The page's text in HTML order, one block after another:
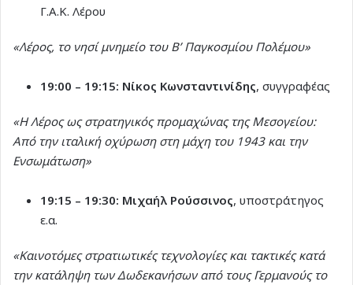
Γ.Α.Κ. Λέρου
«Λέρος, το νησί μνημείο του Β’ Παγκοσμίου Πολέμου»
19:00 – 19:15: Νίκος Κωνσταντινίδης, συγγραφέας
«Η Λέρος ως στρατηγικός προμαχώνας της Μεσογείου:
Από την ιταλική οχύρωση στη μάχη του 1943 και την
Ενσωμάτωση»
19:15 – 19:30: Μιχαήλ Ρούσσινος, υποστράτηγος
ε.α.
«Καινοτόμες στρατιωτικές τεχνολογίες και τακτικές κατά
την κατάληψη των Δωδεκανήσων από τους Γερμανούς το